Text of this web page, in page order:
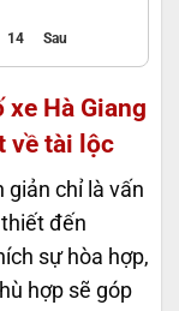
14 Sau
Hà Giang
về tài lộc
giản chỉ là vấn
đến
sự hòa hợp,
hợp sẽ góp